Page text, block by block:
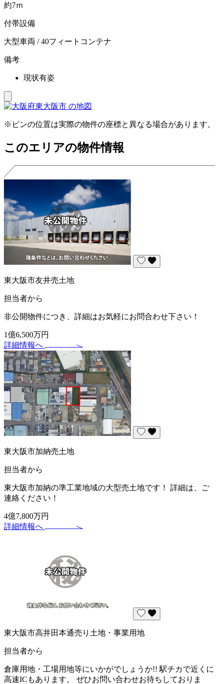
約7ｍ
付帯設備
大型車両 / 40フィートコンテナ
備考
現状有姿
※ピンの位置は実際の物件の座標と異なる場合があります。
このエリアの物件情報
東大阪市友井売土地
担当者から
非公開物件につき、詳細はお気軽にお問合わせ下さい！
1億6,500万円
詳細情報へ
東大阪市加納売土地
担当者から
東大阪市加納の準工業地域の大型売土地です！ 詳細は、ご
連絡ください！
4億7,800万円
詳細情報へ
東大阪市高井田本通売り土地・事業用地
担当者から
倉庫用地・工場用地等にいかがでしょうか!! 駅チカで近くに
高速ICもあります。 ぜひお問い合わせお待ちしておりま